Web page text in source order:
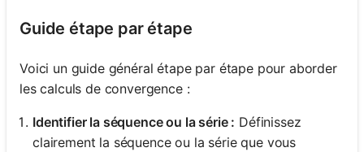
Guide étape par étape
Voici un guide général étape par étape pour aborder
les calculs de convergence :
Identifier la séquence ou la série : Définissez
clairement la séquence ou la série que vous